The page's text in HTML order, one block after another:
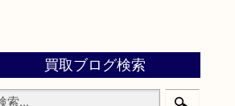
買取ブログ検索